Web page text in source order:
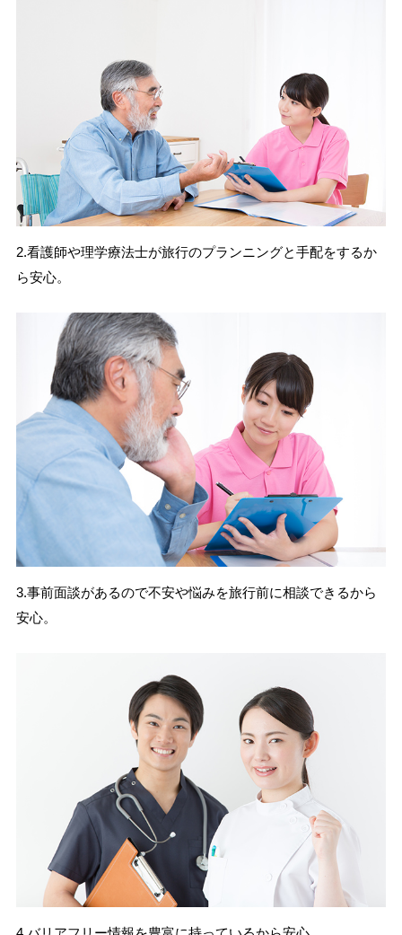
2.看護師や理学療法士が旅行のプランニングと手配をするか
ら安心。
3.事前面談があるので不安や悩みを旅行前に相談できるから
安心。